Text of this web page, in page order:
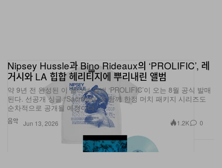
음악
Nipsey Hussle과 Bino Rideaux의 ‘PROLIFIC’, 레
거시와 LA 힙합 헤리티지에 뿌리내린 앨범
약 9년 전 완성된 이 콜라보 앨범 ‘PROLIFIC’이 오는 8월 공식 발매
된다. 선공개 싱글 “Sacrifices”와 함께 한정 머치 패키지 시리즈도
순차적으로 공개될 예정이다.
Jun 13, 2026 1.2K 0